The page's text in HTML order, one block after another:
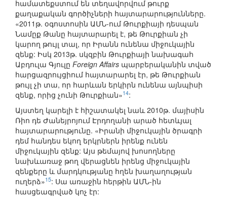
համատեքստում են տեղավորվում թուրք
քաղաքական գործիչների հայտարարությունները.
«2011թ. օգոստոսին ԱՄՆ-ում Թուրքիայի դեսպան
Նամըք Թանը հայտարարել է, թե Թուրքիան չի
կարող թույլ տալ, որ Իրանն ունենա միջուկային
զենք: Իսկ 2013թ. սկզբին Թուրքիայի նախագահ
Աբդուլա Գյուլը Foreign Affairs պարբերականին տված
հարցազրույցիում հայտարարել էր, թե Թուրքիան
թույլ չի տա, որ հարևան երկիրն ունենա այնպիսի
զենք, որից չունի Թուրքիան»14:
Այստեղ կարելի է հիշատակել նաև 2010թ. մայիսին
Ռիո դե Ժանեյրոյում Էրդողանի արած հետևյալ
հայտարարությունը. «Իրանի միջուկային ծրագրի
դեմ հանդես եկող երկրներն իրենք ունեն
միջուկային զենք: Այս թեմայով խոսողները
նախևառաջ թող վերացնեն իրենց միջուկային
զենքերը և մարդկությանը հղեն խաղաղության
ուղերձ»15: Սա առաջին հերթին ԱՄՆ-ին
հասցեագրված կոչ էր: